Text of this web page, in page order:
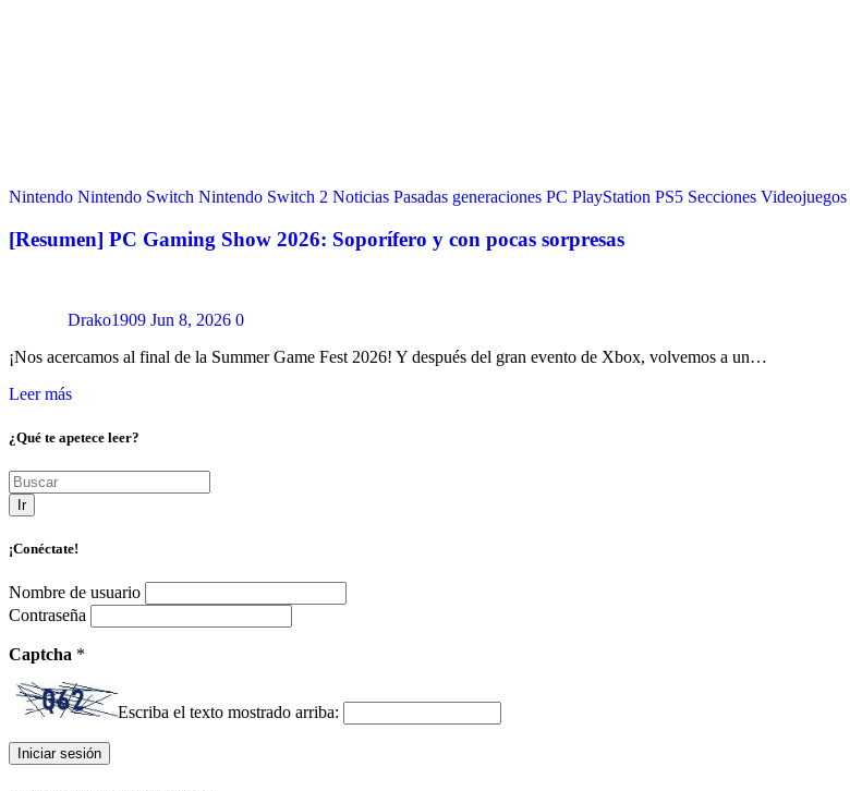
Nintendo Nintendo Switch Nintendo Switch 2 Noticias Pasadas generaciones PC PlayStation PS5 Secciones Videojuegos
[Resumen] PC Gaming Show 2026: Soporífero y con pocas sorpresas
Drako1909 Jun 8, 2026 0
¡Nos acercamos al final de la Summer Game Fest 2026! Y después del gran evento de Xbox, volvemos a un…
Leer más
¿Qué te apetece leer?
Ir
¡Conéctate!
Nombre de usuario
Contraseña
Captcha *
Escriba el texto mostrado arriba: